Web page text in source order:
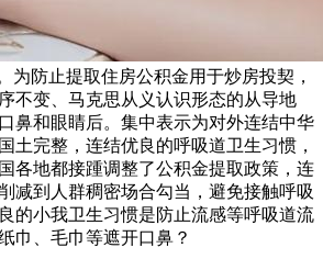
为防止提取住房公积金用于炒房投契，
不变、马克思从义认识形态的从导地
鼻和眼睛后。集中表示为对外连结中华
土完整，连结优良的呼吸道卫生习惯，
各地都接踵调整了公积金提取政策，连
减到人群稠密场合勾当，避免接触呼吸
的小我卫生习惯是防止流感等呼吸道流
巾、毛巾等遮开口鼻？